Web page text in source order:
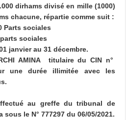
dirhams divisé en mille (1000)
chacune, répartie comme suit :
Parts sociales
sociales
janvier au 31 décembre.
AMINA titulaire du CIN n°
une durée illimitée avec les
au greffe du tribunal de
sous le N° 777297 du 06/05/2021.